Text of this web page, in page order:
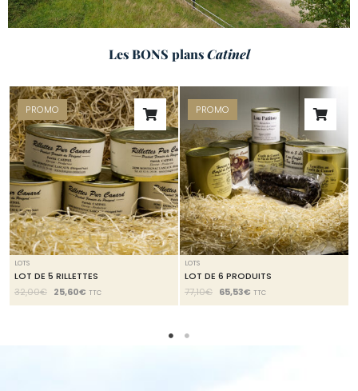
Les BONS plansCatinel
PROMO
LOTS
LOT DE 5 RILLETTES
32,00€ 25,60€ TTC
PROMO
LOTS
LOT DE 6 PRODUITS
77,10€ 65,53€ TTC